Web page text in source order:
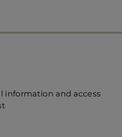
information and access